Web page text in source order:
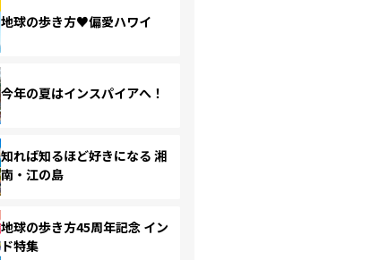
地球の歩き方♥偏愛ハワイ
今年の夏はインスパイアへ！
知れば知るほど好きになる 湘
南・江の島
地球の歩き方45周年記念 イン
ド特集